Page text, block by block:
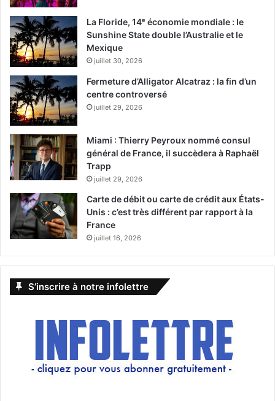
La Floride, 14ᵉ économie mondiale : le
Sunshine State double l’Australie et le
Mexique
juillet 30, 2026
Fermeture d’Alligator Alcatraz : la fin d’un
centre controversé
juillet 29, 2026
Miami : Thierry Peyroux nommé consul
général de France, il succèdera à Raphaël
Trapp
juillet 29, 2026
Carte de débit ou carte de crédit aux États-
Unis : c’est très différent par rapport à la
France
juillet 16, 2026
S’inscrire à notre infolettre